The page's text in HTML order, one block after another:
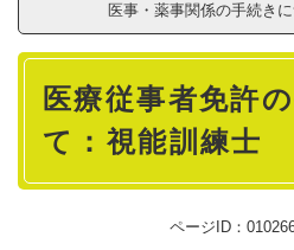
医事・薬事関係の手続き
本
医療従事者免許
て：視能訓練士
ページID：